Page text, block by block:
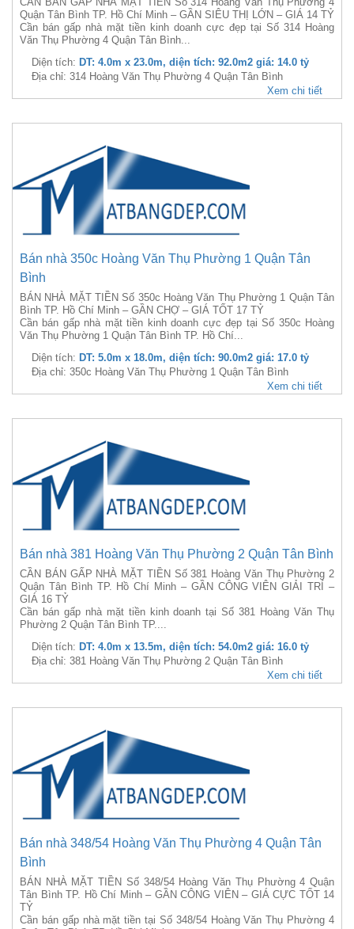
Quận Tân Bình TP. Hồ Chí Minh – GẦN SIÊU THỊ LỚN – GIÁ 14 TỶ
Cần bán gấp nhà mặt tiền kinh doanh cực đẹp tại Số 314 Hoàng
Văn Thụ Phường 4 Quận Tân Bình...
Diện tích: DT: 4.0m x 23.0m, diện tích: 92.0m2 giá: 14.0 tỷ
Địa chỉ: 314 Hoàng Văn Thụ Phường 4 Quận Tân Bình
Xem chi tiết
Bán nhà 350c Hoàng Văn Thụ Phường 1 Quận Tân
Bình
BÁN NHÀ MẶT TIỀN Số 350c Hoàng Văn Thụ Phường 1 Quận Tân
Bình TP. Hồ Chí Minh – GẦN CHỢ – GIÁ TỐT 17 TỶ
Cần bán gấp nhà mặt tiền kinh doanh cực đẹp tại Số 350c Hoàng
Văn Thụ Phường 1 Quận Tân Bình TP. Hồ Chí...
Diện tích: DT: 5.0m x 18.0m, diện tích: 90.0m2 giá: 17.0 tỷ
Địa chỉ: 350c Hoàng Văn Thụ Phường 1 Quận Tân Bình
Xem chi tiết
Bán nhà 381 Hoàng Văn Thụ Phường 2 Quận Tân Bình
CẦN BÁN GẤP NHÀ MẶT TIỀN Số 381 Hoàng Văn Thụ Phường 2
Quận Tân Bình TP. Hồ Chí Minh – GẦN CÔNG VIÊN GIẢI TRÍ –
GIÁ 16 TỶ
Cần bán gấp nhà mặt tiền kinh doanh tại Số 381 Hoàng Văn Thụ
Phường 2 Quận Tân Bình TP....
Diện tích: DT: 4.0m x 13.5m, diện tích: 54.0m2 giá: 16.0 tỷ
Địa chỉ: 381 Hoàng Văn Thụ Phường 2 Quận Tân Bình
Xem chi tiết
Bán nhà 348/54 Hoàng Văn Thụ Phường 4 Quận Tân
Bình
BÁN NHÀ MẶT TIỀN Số 348/54 Hoàng Văn Thụ Phường 4 Quận
Tân Bình TP. Hồ Chí Minh – GẦN CÔNG VIÊN – GIÁ CỰC TỐT 14
TỶ
Cần bán gấp nhà mặt tiền tại Số 348/54 Hoàng Văn Thụ Phường 4